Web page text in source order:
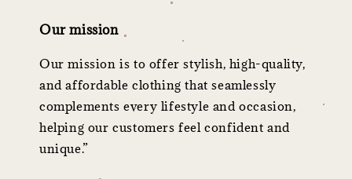
Our mission
Our mission is to offer stylish, high-quality,
and affordable clothing that seamlessly
complements every lifestyle and occasion,
helping our customers feel confident and
unique.”